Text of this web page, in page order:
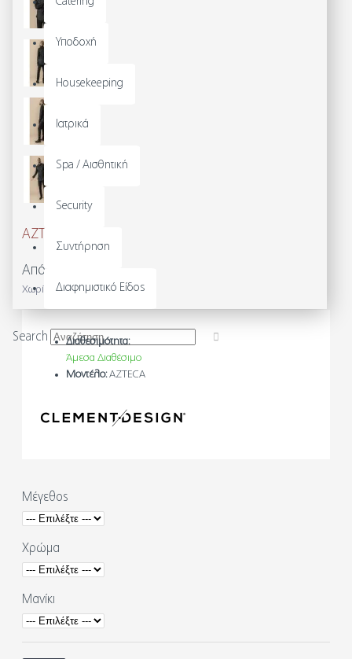
Υποδοχή
Housekeeping
Ιατρικά
Spa / Αισθητική
Security
Συντήρηση
Διαφημιστικό Είδος
Search
AZTECA
Από 155,00€
Χωρίς ΦΠΑ: 125,00€
Διαθεσιμότητα:
Άμεσα Διαθέσιμο
Μοντέλο: AZTECA
Μέγεθος
Χρώμα
Μανίκι